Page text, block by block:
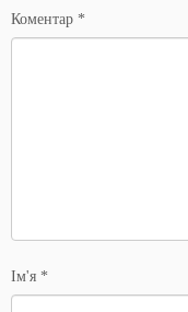
Коментар *
Ім'я *